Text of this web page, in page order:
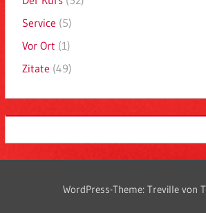
Service (5)
Vor Ort (1)
Zitate (49)
WordPress-Theme: Treville von